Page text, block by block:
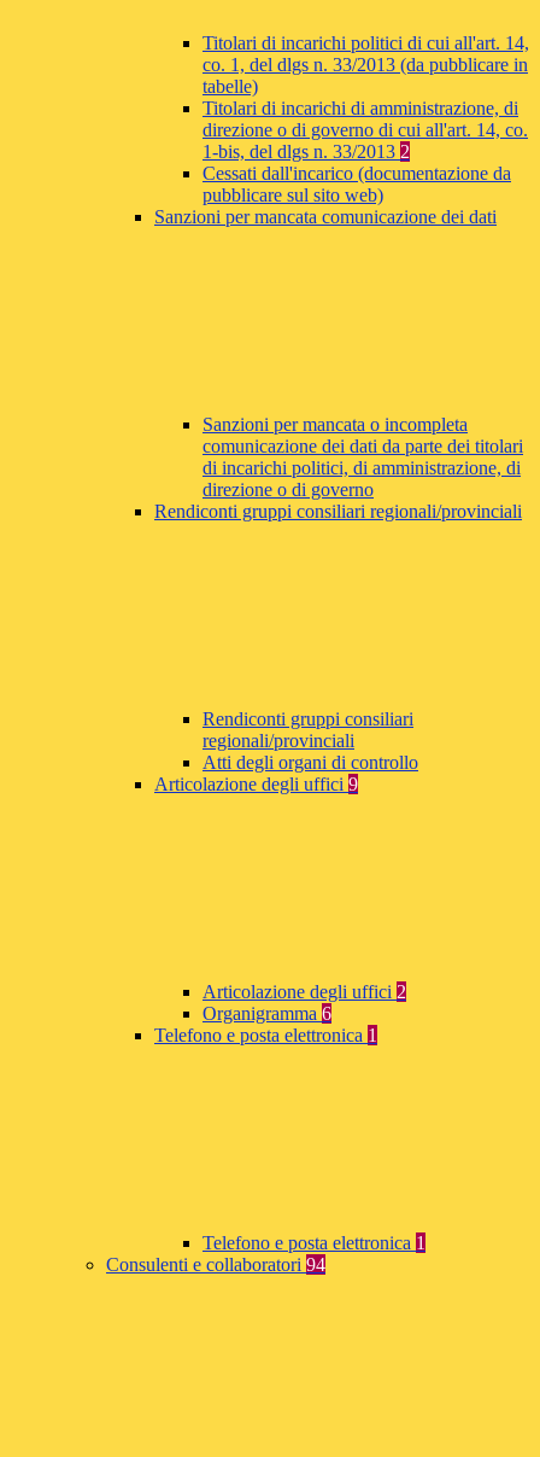
Titolari di incarichi politici di cui all'art. 14,
co. 1, del dlgs n. 33/2013 (da pubblicare in
tabelle)
Titolari di incarichi di amministrazione, di
direzione o di governo di cui all'art. 14, co.
1-bis, del dlgs n. 33/2013 2
Cessati dall'incarico (documentazione da
pubblicare sul sito web)
Sanzioni per mancata comunicazione dei dati
Sanzioni per mancata o incompleta
comunicazione dei dati da parte dei titolari
di incarichi politici, di amministrazione, di
direzione o di governo
Rendiconti gruppi consiliari regionali/provinciali
Rendiconti gruppi consiliari
regionali/provinciali
Atti degli organi di controllo
Articolazione degli uffici 9
Articolazione degli uffici 2
Organigramma 6
Telefono e posta elettronica 1
Telefono e posta elettronica 1
Consulenti e collaboratori 94